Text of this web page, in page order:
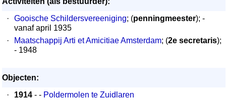
·
Gooische Schildersvereeniging; (penningmeester); -
vanaf april 1935
·
Maatschappij Arti et Amicitiae Amsterdam; (2e secretaris);
- 1948
Objecten:
·
1914 - - Poldermolen te Zuidlaren